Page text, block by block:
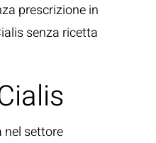
prescrizione in
senza ricetta
nel settore